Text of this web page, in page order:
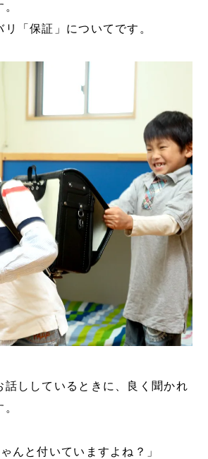
「保証」についてです。
話ししているときに、良く聞かれ
んと付いていますよね？」